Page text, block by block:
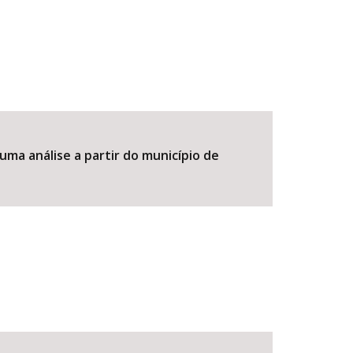
análise a partir do município de